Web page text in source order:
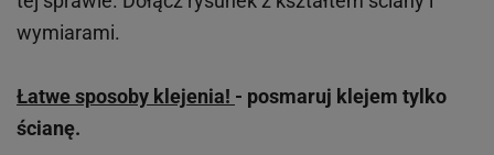
wymiarami.
Łatwe sposoby klejenia! - posmaruj klejem tylko
ścianę.